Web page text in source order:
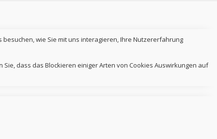
wie Sie mit uns interagieren, Ihre Nutzererfahrung
dass das Blockieren einiger Arten von Cookies Auswirkungen auf